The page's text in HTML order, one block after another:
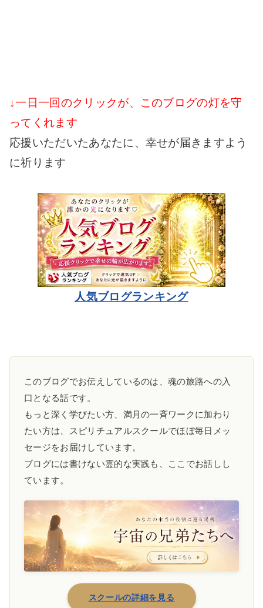
↓一日一回のクリックが、このブログの灯を守
ってくれます
応援いただいたあなたに、幸せが届きますよう
に祈ります
人気ブログランキング
このブログでお伝えしているのは、魂の旅路への入
口となる話です。
もっと深く学びたい方、満月の一斉ワークに加わり
たい方は、スピリチュアルスクールでほぼ毎日メッ
セージをお届けしています。
ブログには書けない霊的な実践も、ここでお話しし
ています。
スクールの詳細を見る